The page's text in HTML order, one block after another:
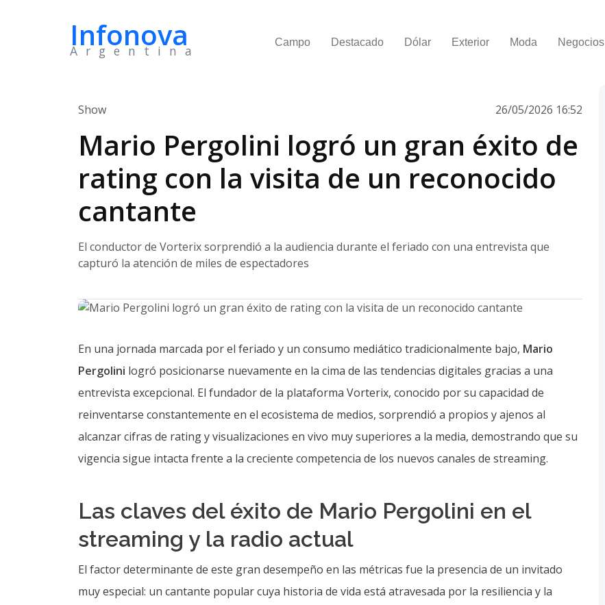
Infonova
Argentina
Campo Destacado Dólar Exterior Moda Negocios
Show 26/05/2026 16:52
Mario Pergolini logró un gran éxito de
rating con la visita de un reconocido
cantante
El conductor de Vorterix sorprendió a la audiencia durante el feriado con una entrevista que
capturó la atención de miles de espectadores
En una jornada marcada por el feriado y un consumo mediático tradicionalmente bajo, Mario
Pergolini logró posicionarse nuevamente en la cima de las tendencias digitales gracias a una
entrevista excepcional. El fundador de la plataforma Vorterix, conocido por su capacidad de
reinventarse constantemente en el ecosistema de medios, sorprendió a propios y ajenos al
alcanzar cifras de rating y visualizaciones en vivo muy superiores a la media, demostrando que su
vigencia sigue intacta frente a la creciente competencia de los nuevos canales de streaming.
Las claves del éxito de Mario Pergolini en el
streaming y la radio actual
El factor determinante de este gran desempeño en las métricas fue la presencia de un invitado
muy especial: un cantante popular cuya historia de vida está atravesada por la resiliencia y la